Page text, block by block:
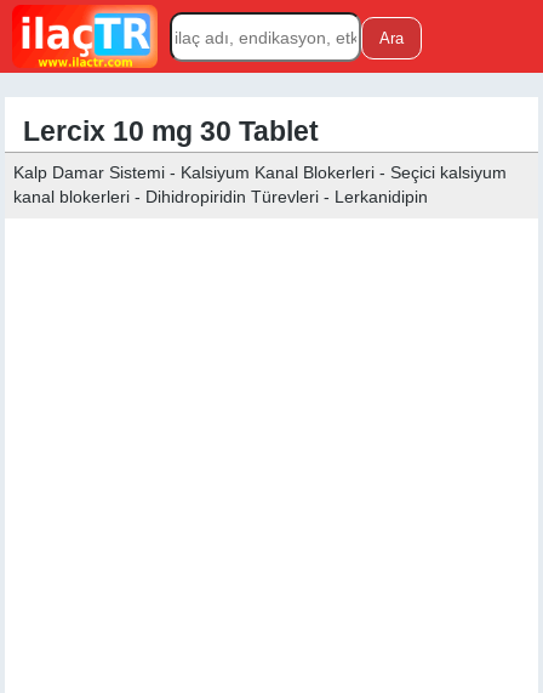
Lercix 10 mg 30 Tablet
Kalp Damar Sistemi - Kalsiyum Kanal Blokerleri - Seçici kalsiyum
kanal blokerleri - Dihidropiridin Türevleri - Lerkanidipin